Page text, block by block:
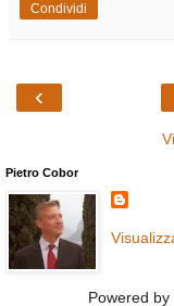
Condividi
‹
Pietro Cobor
Powered by